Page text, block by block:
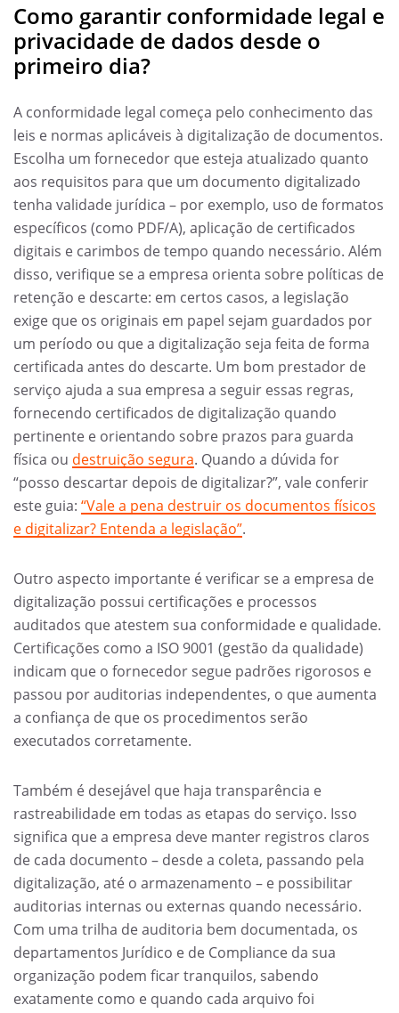
Como garantir conformidade legal e
privacidade de dados desde o
primeiro dia?
A conformidade legal começa pelo conhecimento das
leis e normas aplicáveis à digitalização de documentos.
Escolha um fornecedor que esteja atualizado quanto
aos requisitos para que um documento digitalizado
tenha validade jurídica – por exemplo, uso de formatos
específicos (como PDF/A), aplicação de certificados
digitais e carimbos de tempo quando necessário. Além
disso, verifique se a empresa orienta sobre políticas de
retenção e descarte: em certos casos, a legislação
exige que os originais em papel sejam guardados por
um período ou que a digitalização seja feita de forma
certificada antes do descarte. Um bom prestador de
serviço ajuda a sua empresa a seguir essas regras,
fornecendo certificados de digitalização quando
pertinente e orientando sobre prazos para guarda
física ou destruição segura. Quando a dúvida for
“posso descartar depois de digitalizar?”, vale conferir
este guia: “Vale a pena destruir os documentos físicos
e digitalizar? Entenda a legislação”.
Outro aspecto importante é verificar se a empresa de
digitalização possui certificações e processos
auditados que atestem sua conformidade e qualidade.
Certificações como a ISO 9001 (gestão da qualidade)
indicam que o fornecedor segue padrões rigorosos e
passou por auditorias independentes, o que aumenta
a confiança de que os procedimentos serão
executados corretamente.
Também é desejável que haja transparência e
rastreabilidade em todas as etapas do serviço. Isso
significa que a empresa deve manter registros claros
de cada documento – desde a coleta, passando pela
digitalização, até o armazenamento – e possibilitar
auditorias internas ou externas quando necessário.
Com uma trilha de auditoria bem documentada, os
departamentos Jurídico e de Compliance da sua
organização podem ficar tranquilos, sabendo
exatamente como e quando cada arquivo foi